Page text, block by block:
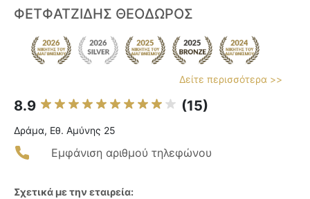
ΦΕΤΦΑΤΖΙΔΗΣ ΘΕΟΔΩΡΟΣ
Δείτε περισσότερα >>
8.9 (15)
Δράμα, Εθ. Αμύνης 25
Εμφάνιση αριθμού τηλεφώνου
Σχετικά με την εταιρεία: